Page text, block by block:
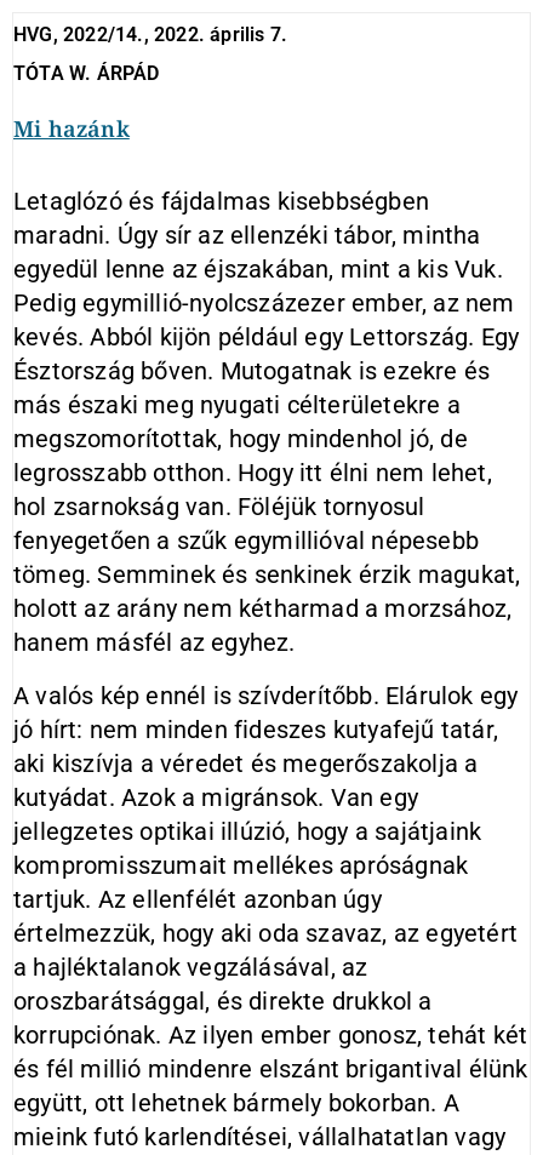
HVG, 2022/14., 2022. április 7.
TÓTA W. ÁRPÁD
Mi hazánk
Letaglózó és fájdalmas kisebbségben
maradni. Úgy sír az ellenzéki tábor, mintha
egyedül lenne az éjszakában, mint a kis Vuk.
Pedig egymillió-nyolcszázezer ember, az nem
kevés. Abból kijön például egy Lettország. Egy
Észtország bőven. Mutogatnak is ezekre és
más északi meg nyugati célterületekre a
megszomorítottak, hogy mindenhol jó, de
legrosszabb otthon. Hogy itt élni nem lehet,
hol zsarnokság van. Föléjük tornyosul
fenyegetően a szűk egymillióval népesebb
tömeg. Semminek és senkinek érzik magukat,
holott az arány nem kétharmad a morzsához,
hanem másfél az egyhez.
A valós kép ennél is szívderítőbb. Elárulok egy
jó hírt: nem minden fideszes kutyafejű tatár,
aki kiszívja a véredet és megerőszakolja a
kutyádat. Azok a migránsok. Van egy
jellegzetes optikai illúzió, hogy a sajátjaink
kompromisszumait mellékes apróságnak
tartjuk. Az ellenfélét azonban úgy
értelmezzük, hogy aki oda szavaz, az egyetért
a hajléktalanok vegzálásával, az
oroszbarátsággal, és direkte drukkol a
korrupciónak. Az ilyen ember gonosz, tehát két
és fél millió mindenre elszánt brigantival élünk
együtt, ott lehetnek bármely bokorban. A
mieink futó karlendítései, vállalhatatlan vagy